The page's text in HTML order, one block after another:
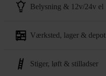
belysning & 12v/24v el
værksted, lager & depot
stiger, løft & stilladser